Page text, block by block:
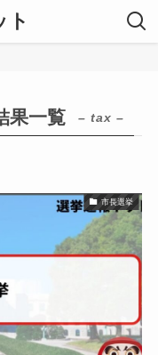
ト
果一覧 – tax –
市長選挙